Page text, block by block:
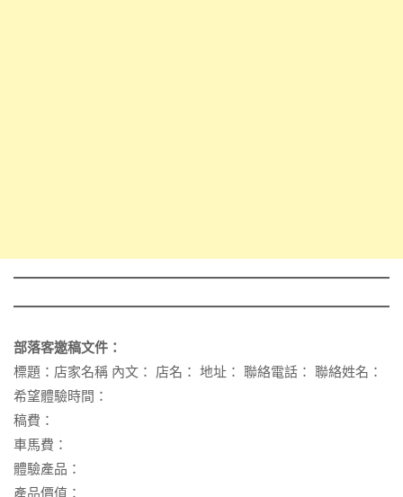
部落客邀稿文件：
標題：店家名稱 內文： 店名： 地址： 聯絡電話： 聯絡姓名：
希望體驗時間：
稿費：
車馬費：
體驗產品：
產品價值：